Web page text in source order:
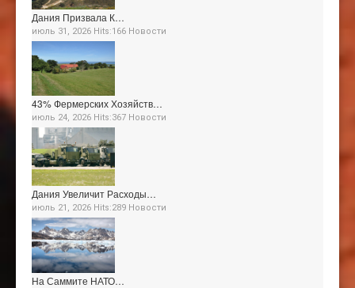
Дания Призвала К…
июль 31, 2026 Hits:166 Новости
43% Фермерских Хозяйств…
июль 24, 2026 Hits:367 Новости
Дания Увеличит Расходы…
июль 21, 2026 Hits:289 Новости
На Саммите НАТО…